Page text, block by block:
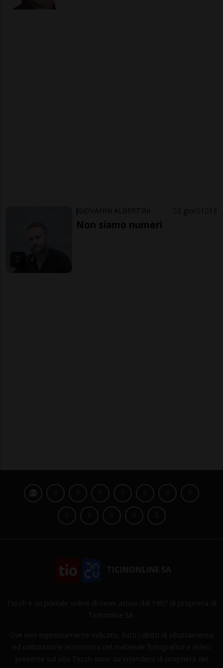
GIOVANNI ALBERTINI 2 gior 1 13
Non siamo numeri